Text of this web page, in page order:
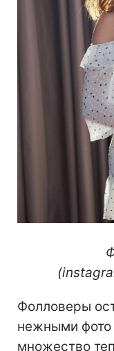
Фолловеры
нежными фото
множество